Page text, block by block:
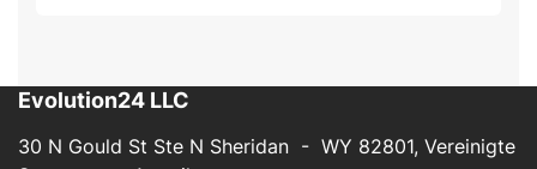
Evolution24 LLC
30 N Gould St Ste N Sheridan - WY 82801, Vereinigte